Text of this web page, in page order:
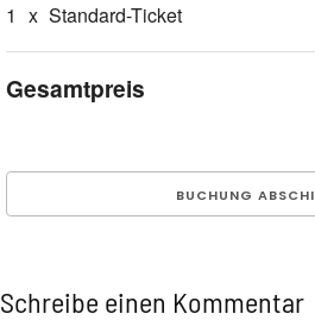
1 x Standard-Ticket
Gesamtpreis
Schreibe einen Kommentar